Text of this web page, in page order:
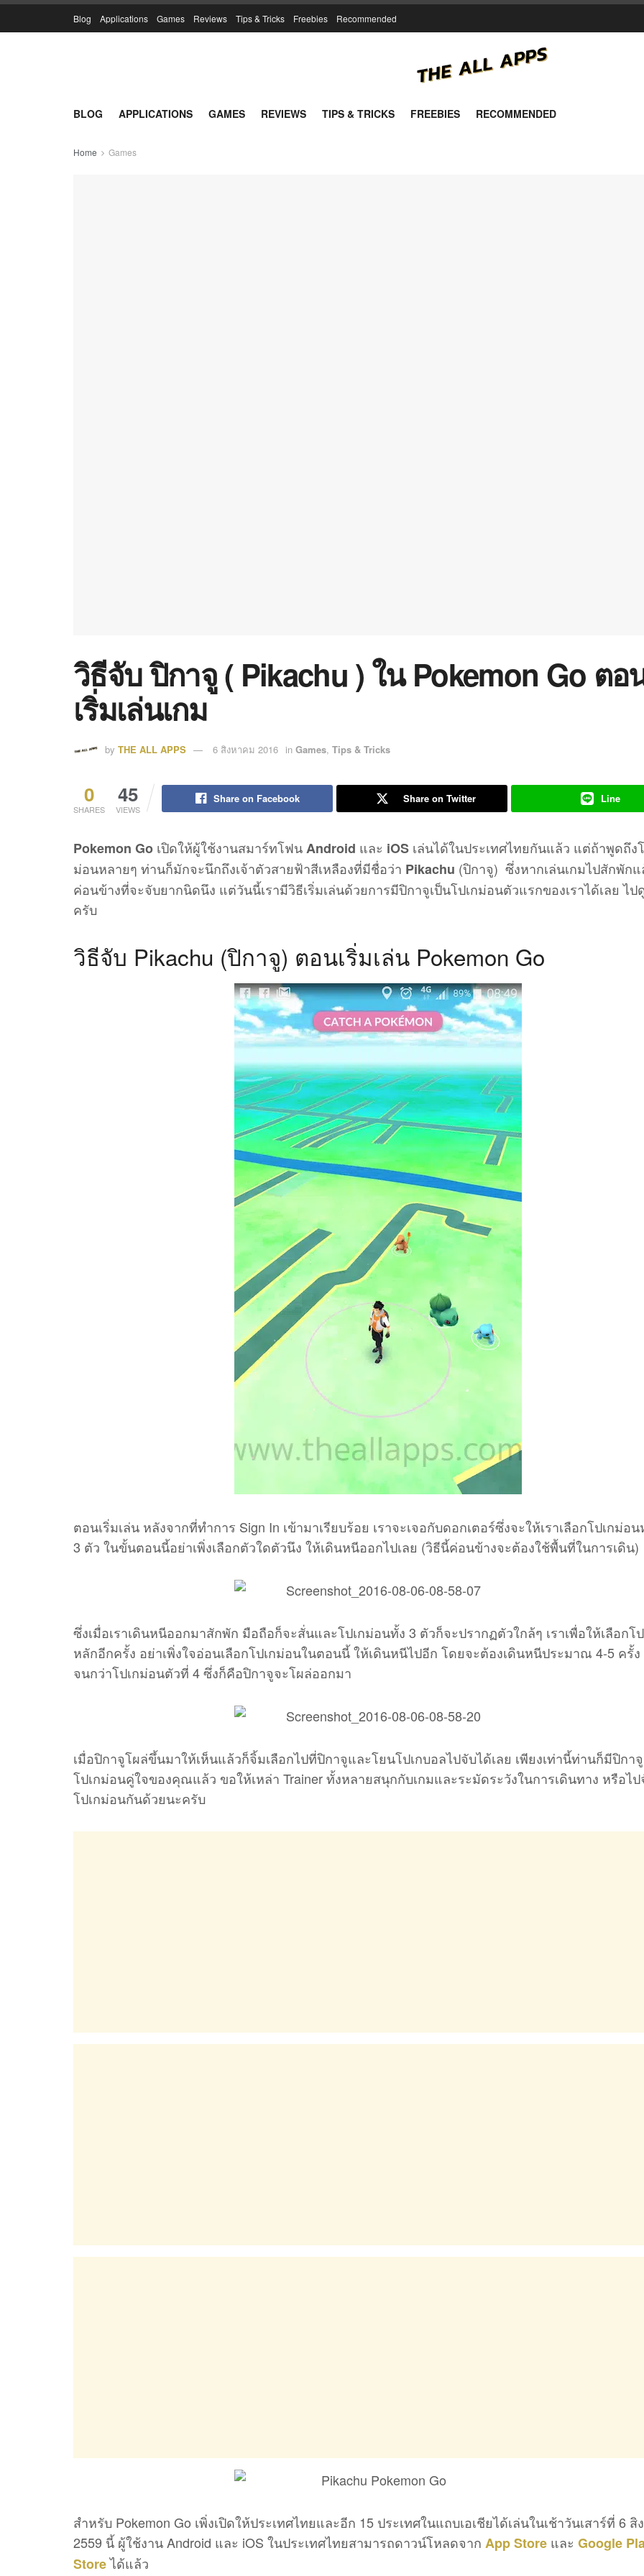
Blog Applications Games Reviews Tips & Tricks Freebies Recommended
BLOG APPLICATIONS GAMES REVIEWS TIPS & TRICKS FREEBIES RECOMMENDED
Home Games
วิธีจับ ปิกาจู ( Pikachu ) ใน Pokemon Go ตอ
เริ่มเล่นเกม
by THE ALL APPS 6 สิงหาคม 2016 in Games, Tips & Tricks
0
SHARES
45
VIEWS
Share on Facebook Share on Twitter Line
Pokemon Go เปิดให้ผู้ใช้งานสมาร์ทโฟนAndroid และ iOS เล่นได้ในประเทศไทยกันแล้ว แต่ถ้าพูดถึง
ม่อนหลายๆ ท่านก็มักจะนึกถึงเจ้าตัวสายฟ้าสีเหลืองที่มีชื่อว่า Pikachu (ปิกาจู) ซึ่งหากเล่นเกมไปสักพักแ
ค่อนข้างที่จะจับยากนิดนึง แต่วันนี้เรามีวิธีเริ่มเล่นด้วยการมีปิกาจูเป็นโปเกม่อนตัวแรกของเราได้เลย ไ
ครับ
วิธีจับ Pikachu (ปิกาจู) ตอนเริ่มเล่น Pokemon Go
ตอนเริ่มเล่น หลังจากที่ทำการ Sign In เข้ามาเรียบร้อย เราจะเจอกับดอกเตอร์ซึ่งจะให้เราเลือกโปเกม่อ
3 ตัว ในขั้นตอนนี้อย่าเพิ่งเลือกตัวใดตัวนึง ให้เดินหนีออกไปเลย (วิธีนี้ค่อนข้างจะต้องใช้พื้นที่ในการเดิน)
ซึ่งเมื่อเราเดินหนีออกมาสักพัก มือถือก็จะสั่นและโปเกม่อนทั้ง 3 ตัวก็จะปรากฏตัวใกล้ๆ เราเพื่อให้เลือกโ
หลักอีกครั้ง อย่าเพิ่งใจอ่อนเลือกโปเกม่อนในตอนนี้ ให้เดินหนีไปอีก โดยจะต้องเดินหนีประมาณ 4-5 ครั้ง
จนกว่าโปเกม่อนตัวที่ 4 ซึ่งก็คือปิกาจูจะโผล่ออกมา
เมื่อปิกาจูโผล่ขึ้นมาให้เห็นแล้วก็จิ้มเลือกไปที่ปิกาจูและโยนโปเกบอลไปจับได้เลย เพียงเท่านี้ท่านก็มีปิกา
โปเกม่อนคู่ใจของคุณแล้ว ขอให้เหล่า Trainer ทั้งหลายสนุกกับเกมและระมัดระวังในการเดินทาง หรือไป
โปเกม่อนกันด้วยนะครับ
สำหรับ Pokemon Go เพิ่งเปิดให้ประเทศไทยและอีก 15 ประเทศในแถบเอเชียได้เล่นในเช้าวันเสาร์ที่ 6 สิ
2559 นี้ ผู้ใช้งาน Android และ iOS ในประเทศไทยสามารถดาวน์โหลดจาก App Store และ Google
Storeได้แล้ว